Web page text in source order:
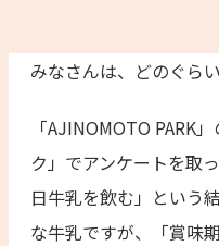
みなさんは、どのぐら
「AJINOMOTO PARK
ク」でアンケートを取
日牛乳を飲む」という
な牛乳ですが、「賞味